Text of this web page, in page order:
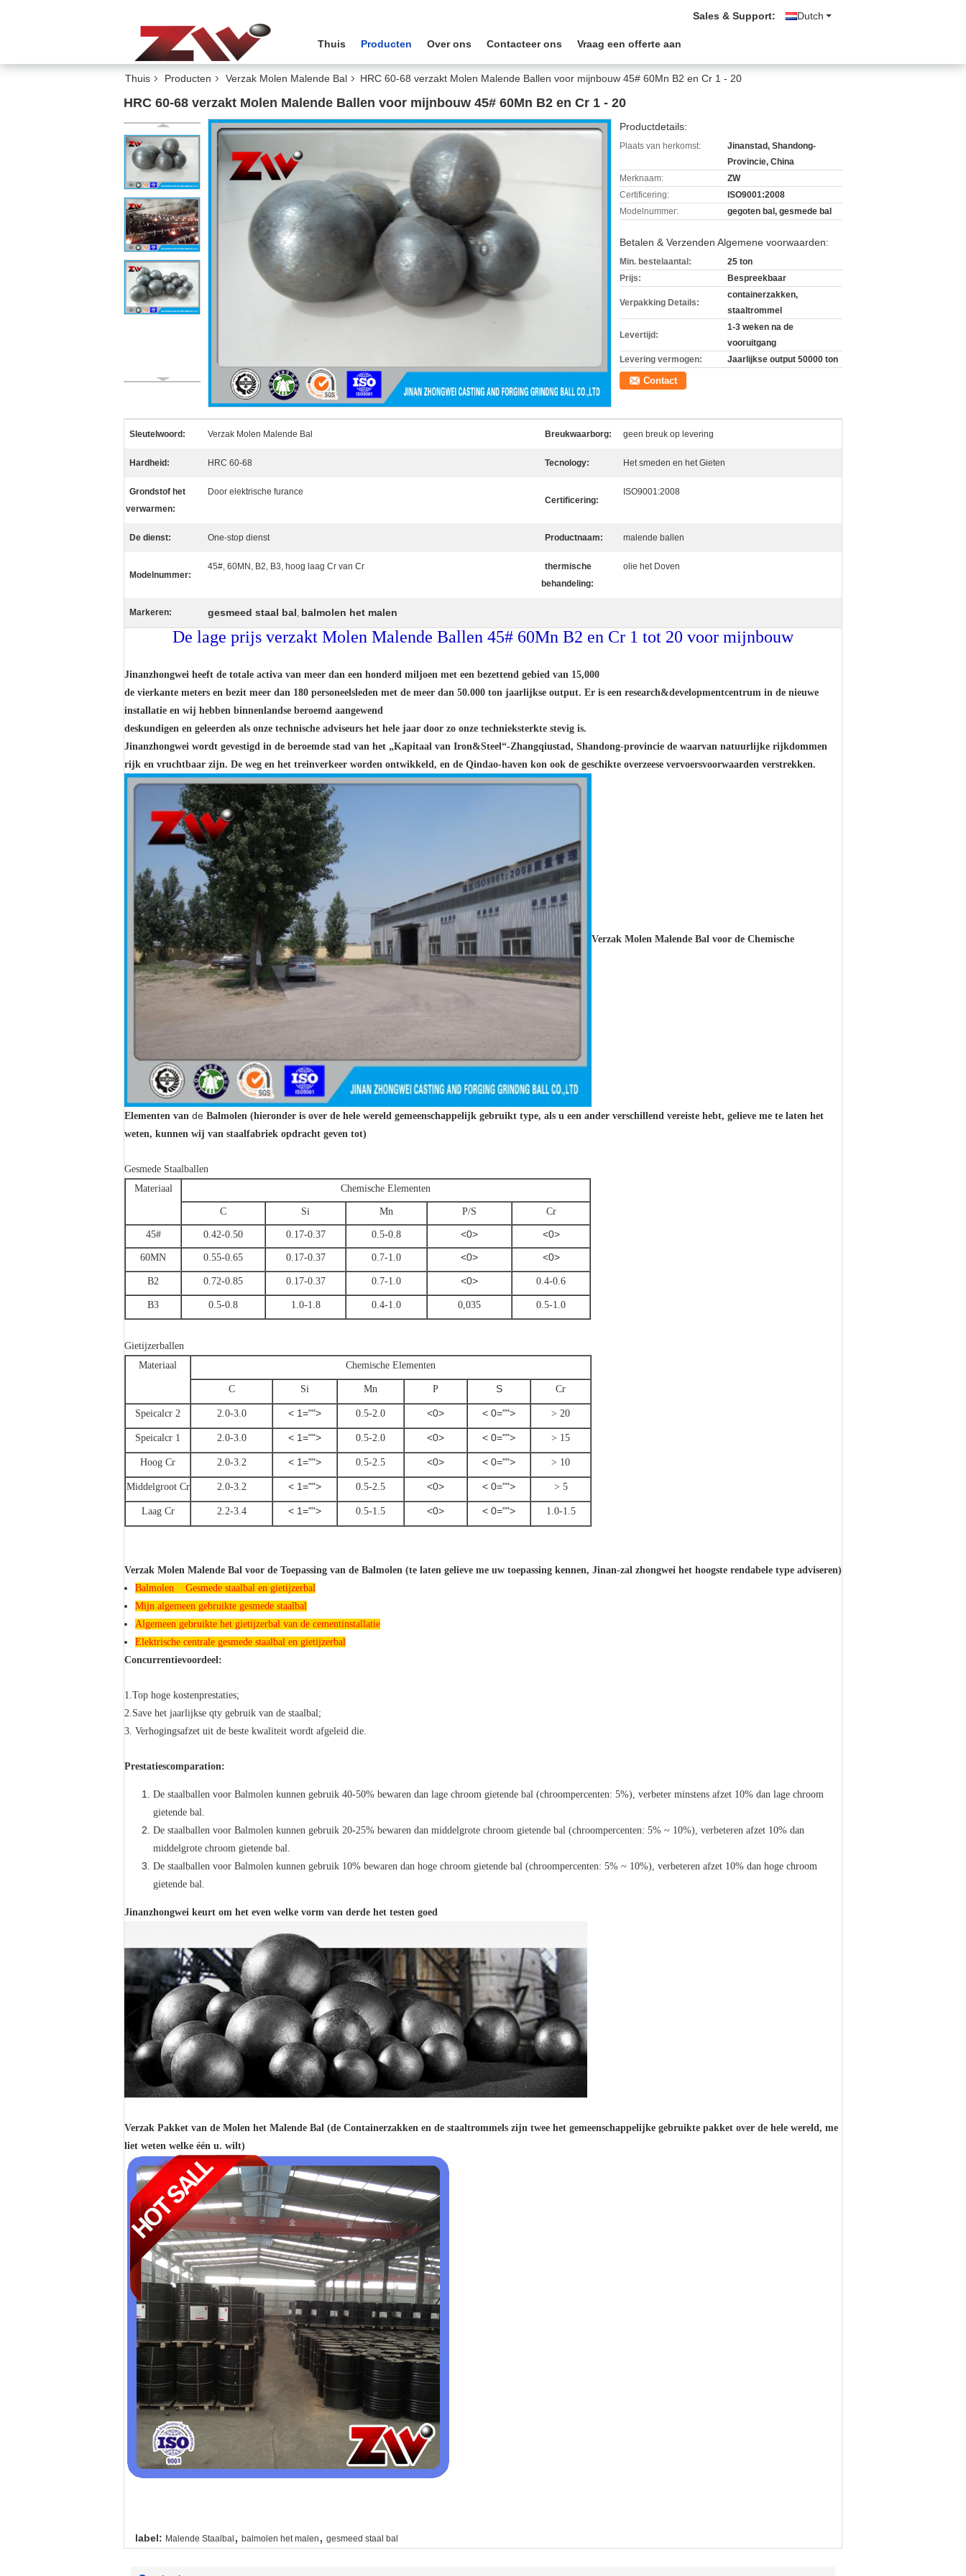
Dutch
Sales & Support:
Thuis Producten Over ons Contacteer ons Vraag een offerte aan
Thuis Producten Verzak Molen Malende Bal HRC 60-68 verzakt Molen Malende Ballen voor mijnbouw 45# 60Mn B2 en Cr 1 - 20
HRC 60-68 verzakt Molen Malende Ballen voor mijnbouw 45# 60Mn B2 en Cr 1 - 20
Productdetails:
Plaats van herkomst:
Jinanstad, Shandong-
Provincie, China
Merknaam:
ZW
Certificering:
ISO9001:2008
Modelnummer:
gegoten bal, gesmede bal
Betalen & Verzenden Algemene voorwaarden:
Min. bestelaantal:
25 ton
Prijs:
Bespreekbaar
Verpakking Details:
containerzakken,
staaltrommel
Levertijd:
1-3 weken na de
vooruitgang
Levering vermogen:
Jaarlijkse output 50000 ton
Contact
Sleutelwoord: Verzak Molen Malende Bal Breukwaarborg: geen breuk op levering
Hardheid: HRC 60-68 Tecnology: Het smeden en het Gieten
Grondstof het
verwarmen:
Door elektrische furance
Certificering:
ISO9001:2008
De dienst: One-stop dienst Productnaam: malende ballen
Modelnummer:
45#, 60MN, B2, B3, hoog laag Cr van Cr
thermische
behandeling:
olie het Doven
Markeren: gesmeed staal bal, balmolen het malen
De lage prijs verzakt Molen Malende Ballen 45# 60Mn B2 en Cr 1 tot 20 voor mijnbouw
Jinanzhongwei heeft de totale activa van meer dan een honderd miljoen met een bezettend gebied van 15,000
de vierkante meters en bezit meer dan 180 personeelsleden met de meer dan 50.000 ton jaarlijkse output. Er is een research&developmentcentrum in de nieuwe
installatie en wij hebben binnenlandse beroemd aangewend
deskundigen en geleerden als onze technische adviseurs het hele jaar door zo onze technieksterkte stevig is.
Jinanzhongwei wordt gevestigd in de beroemde stad van het „Kapitaal van Iron&Steel“-Zhangqiustad, Shandong-provincie de waarvan natuurlijke rijkdommen
rijk en vruchtbaar zijn. De weg en het treinverkeer worden ontwikkeld, en de Qindao-haven kon ook de geschikte overzeese vervoersvoorwaarden verstrekken.
Verzak Molen Malende Bal voor de Chemische
Elementen van de Balmolen (hieronder is over de hele wereld gemeenschappelijk gebruikt type, als u een ander verschillend vereiste hebt, gelieve me te laten het
weten, kunnen wij van staalfabriek opdracht geven tot)
Gesmede Staalballen
Materiaal
Chemische Elementen
C Si Mn P/S Cr
45# 0.42-0.50 0.17-0.37 0.5-0.8 <0> <0>
60MN 0.55-0.65 0.17-0.37 0.7-1.0 <0> <0>
B2 0.72-0.85 0.17-0.37 0.7-1.0 <0> 0.4-0.6
B3 0.5-0.8 1.0-1.8 0.4-1.0 0,035 0.5-1.0
Gietijzerballen
Materiaal
Chemische Elementen
C Si Mn P S Cr
Speicalcr 2 2.0-3.0 < 1=""> 0.5-2.0 <0> < 0=""> > 20
Speicalcr 1 2.0-3.0 < 1=""> 0.5-2.0 <0> < 0=""> > 15
Hoog Cr 2.0-3.2 < 1=""> 0.5-2.5 <0> < 0=""> > 10
Middelgroot Cr 2.0-3.2 < 1=""> 0.5-2.5 <0> < 0=""> > 5
Laag Cr 2.2-3.4 < 1=""> 0.5-1.5 <0> < 0=""> 1.0-1.5
Verzak Molen Malende Bal voor de Toepassing van de Balmolen (te laten gelieve me uw toepassing kennen, Jinan-zal zhongwei het hoogste rendabele type adviseren)
Balmolen Gesmede staalbal en gietijzerbal
Mijn algemeen gebruikte gesmede staalbal
Algemeen gebruikte het gietijzerbal van de cementinstallatie
Elektrische centrale gesmede staalbal en gietijzerbal
Concurrentievoordeel:
1.Top hoge kostenprestaties;
2.Save het jaarlijkse qty gebruik van de staalbal;
3. Verhogingsafzet uit de beste kwaliteit wordt afgeleid die.
Prestatiescomparation:
De staalballen voor Balmolen kunnen gebruik 40-50% bewaren dan lage chroom gietende bal (chroompercenten: 5%), verbeter minstens afzet 10% dan lage chroom
gietende bal.
De staalballen voor Balmolen kunnen gebruik 20-25% bewaren dan middelgrote chroom gietende bal (chroompercenten: 5% ~ 10%), verbeteren afzet 10% dan
middelgrote chroom gietende bal.
De staalballen voor Balmolen kunnen gebruik 10% bewaren dan hoge chroom gietende bal (chroompercenten: 5% ~ 10%), verbeteren afzet 10% dan hoge chroom
gietende bal.
Jinanzhongwei keurt om het even welke vorm van derde het testen goed
Verzak Pakket van de Molen het Malende Bal (de Containerzakken en de staaltrommels zijn twee het gemeenschappelijke gebruikte pakket over de hele wereld, me
liet weten welke één u. wilt)
label: Malende Staalbal , balmolen het malen , gesmeed staal bal